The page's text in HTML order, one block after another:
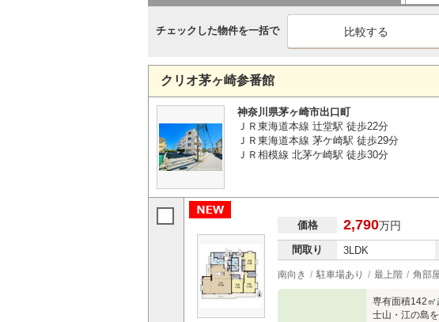
チェックした物件を一括で
クリオ茅ヶ崎参番館
神奈川県茅ヶ崎市出口町
ＪＲ東海道本線 辻堂駅 徒歩22分
ＪＲ東海道本線 茅ケ崎駅 徒歩29分
ＪＲ相模線 北茅ケ崎駅 徒歩30分
価格 2,790万円
間取り 3LDK
南向き 駐車場あり 最上階 角部
専有面積142
士山・江の島